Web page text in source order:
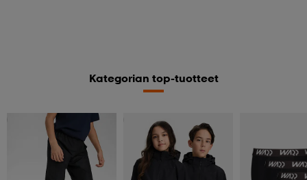
Kategorian top-tuotteet
Kampanja -25% Kampanja -25%